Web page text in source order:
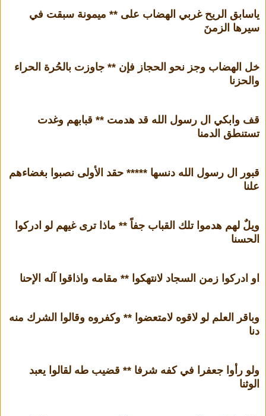
ياسابق الريح غربي الهضاب على ** ميمونة سبقت في
سيرها الزمنَ
خل الهضاب وجز نحو الحجاز فإن ** جاوزت بالحُرة الحراء
والحزنا
قف وابكي ال رسول الله قد هدمت ** قبابهم وغدت
تستنطق الدمنا
قبور ال رسول الله دنسها ***** حقد الأولى نصبوا بغضاءهم
علنا
ويلٌ لهم هدموا تلك القباب جفاً ** ماذا ترى غيهم لو ادركوا
الحسنا
او ادركوا زمن السجاد لانتهكوا ** مقامه واذاقوا آله الإحنا
وباقر العلم لو لاقوه لامتعضوا ** وكفروه وقالوا الشرك منه
دنا
ولو رأوا جعفرا في كفه شرفا ** قضيب طه لقالوا يعبد
الوثنا